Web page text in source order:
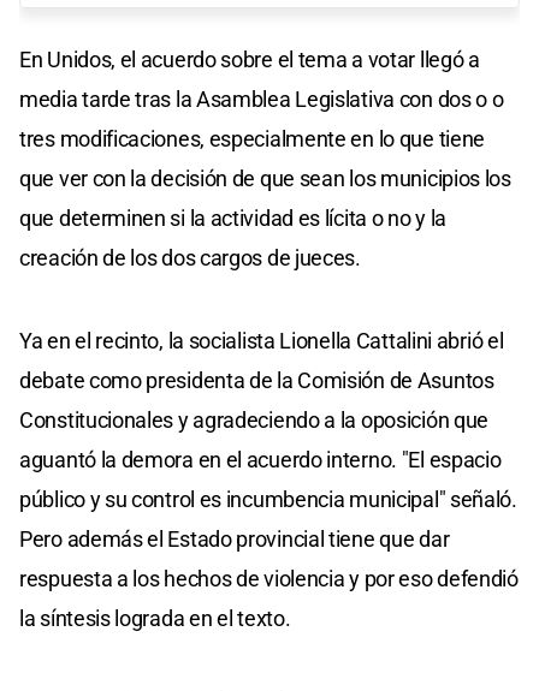
En Unidos, el acuerdo sobre el tema a votar llegó a
media tarde tras la Asamblea Legislativa con dos o o
tres modificaciones, especialmente en lo que tiene
que ver con la decisión de que sean los municipios los
que determinen si la actividad es lícita o no y la
creación de los dos cargos de jueces.
Ya en el recinto, la socialista Lionella Cattalini abrió el
debate como presidenta de la Comisión de Asuntos
Constitucionales y agradeciendo a la oposición que
aguantó la demora en el acuerdo interno. "El espacio
público y su control es incumbencia municipal" señaló.
Pero además el Estado provincial tiene que dar
respuesta a los hechos de violencia y por eso defendió
la síntesis lograda en el texto.